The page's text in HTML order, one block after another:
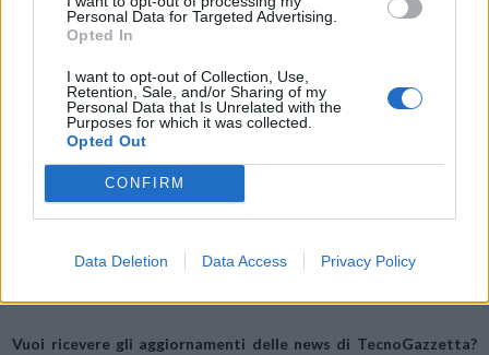
Personal Data for Targeted Advertising.
Opted In
I want to opt-out of Collection, Use,
Retention, Sale, and/or Sharing of my
Personal Data that Is Unrelated with the
Purposes for which it was collected.
Opted Out
CONFIRM
Data Deletion Data Access Privacy Policy
basata sull’innovazione, volta a cambiare il corso della nostra
” ha affermato Stephen Elop, Presidente e CEO Nokia. “
abbiamo compiuto importanti passi in avanti nello stabilire un nuovo
percorso di innovazione: per Nokia sta iniziando una nuova era
LinkedIn
Vuoi ricevere gli aggiornamenti delle news di TecnoGazzetta?